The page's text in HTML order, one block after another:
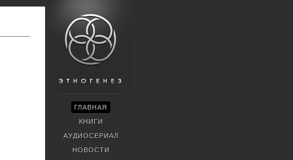
ГЛАВНАЯ
КНИГИ
АУДИОСЕРИАЛ
НОВОСТИ